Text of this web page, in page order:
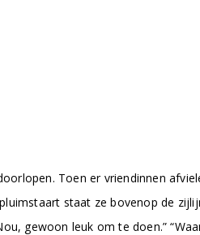
Toen er vriendinnen
staat ze bovenop de
gewoon leuk om te doen.”